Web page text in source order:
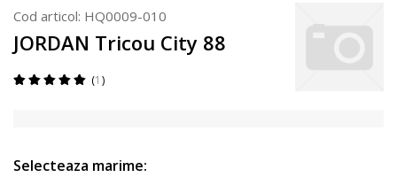
Cod articol: HQ0009-010
JORDAN Tricou City 88
1
Selecteaza marime: